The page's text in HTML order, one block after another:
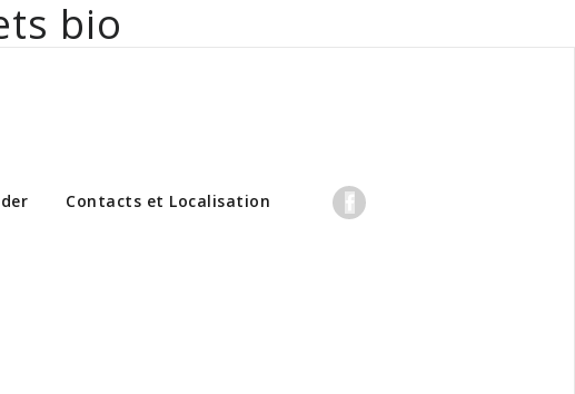
bio
et professionnels
Contacts et Localisation